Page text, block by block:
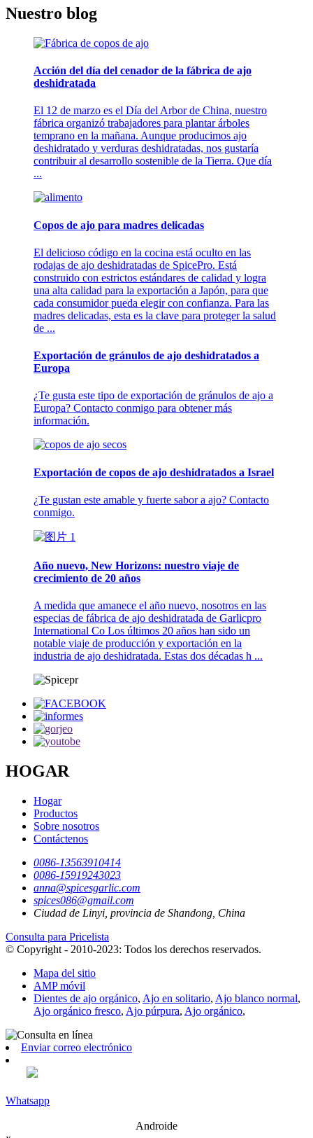
Nuestro blog
Acción del día del cenador de la fábrica de ajo
deshidratada
El 12 de marzo es el Día del Arbor de China, nuestro
fábrica organizó trabajadores para plantar árboles
temprano en la mañana. Aunque producimos ajo
deshidratado y verduras deshidratadas, nos gustaría
contribuir al desarrollo sostenible de la Tierra. Que día
...
Copos de ajo para madres delicadas
El delicioso código en la cocina está oculto en las
rodajas de ajo deshidratadas de SpicePro. Está
construido con estrictos estándares de calidad y logra
una alta calidad para la exportación a Japón, para que
cada consumidor pueda elegir con confianza. Para las
madres delicadas, esta es la clave para proteger la salud
de ...
Exportación de gránulos de ajo deshidratados a
Europa
¿Te gusta este tipo de exportación de gránulos de ajo a
Europa? Contacto conmigo para obtener más
información.
Exportación de copos de ajo deshidratados a Israel
¿Te gustan este amable y fuerte sabor a ajo? Contacto
conmigo.
Año nuevo, New Horizons: nuestro viaje de
crecimiento de 20 años
A medida que amanece el año nuevo, nosotros en las
especias de fábrica de ajo deshidratada de Garlicpro
International Co Los últimos 20 años han sido un
notable viaje de producción y exportación en la
industria de ajo deshidratada. Estas dos décadas h ...
HOGAR
Hogar
Productos
Sobre nosotros
Contáctenos
0086-13563910414
0086-15919243023
anna@spicesgarlic.com
spices086@gmail.com
Ciudad de Linyi, provincia de Shandong, China
Consulta para Pricelista
© Copyright - 2010-2023: Todos los derechos reservados.
Mapa del sitio
AMP móvil
Dientes de ajo orgánico, Ajo en solitario, Ajo blanco normal,
Ajo orgánico fresco, Ajo púrpura, Ajo orgánico,
Enviar correo electrónico
Whatsapp
Androide